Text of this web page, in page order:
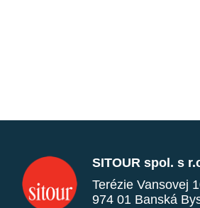
SITOUR spol. s
Terézie Vansovej
974 01 Banská